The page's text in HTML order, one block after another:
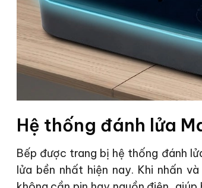
Hệ thống đánh lửa
Bếp được trang bị hệ thống đánh
lửa bền nhất hiện nay. Khi nhấn